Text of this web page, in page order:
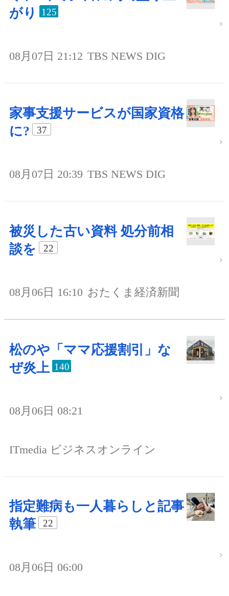
がり
125
08月07日 21:12 TBS NEWS DIG
家事支援サービスが国家資格
に?
37
08月07日 20:39 TBS NEWS DIG
被災した古い資料 処分前相
談を
22
08月06日 16:10 おたくま経済新聞
松のや「ママ応援割引」な
ぜ炎上 140
08月06日 08:21
ITmedia ビジネスオンライン
指定難病も一人暮らしと記事
執筆
22
08月06日 06:00